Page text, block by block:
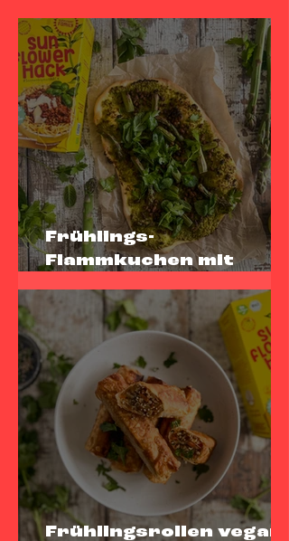
Frühlings-
Flammkuchen mit
grünem Spargel &
Erbsencreme
Frühlingsrollen vegan